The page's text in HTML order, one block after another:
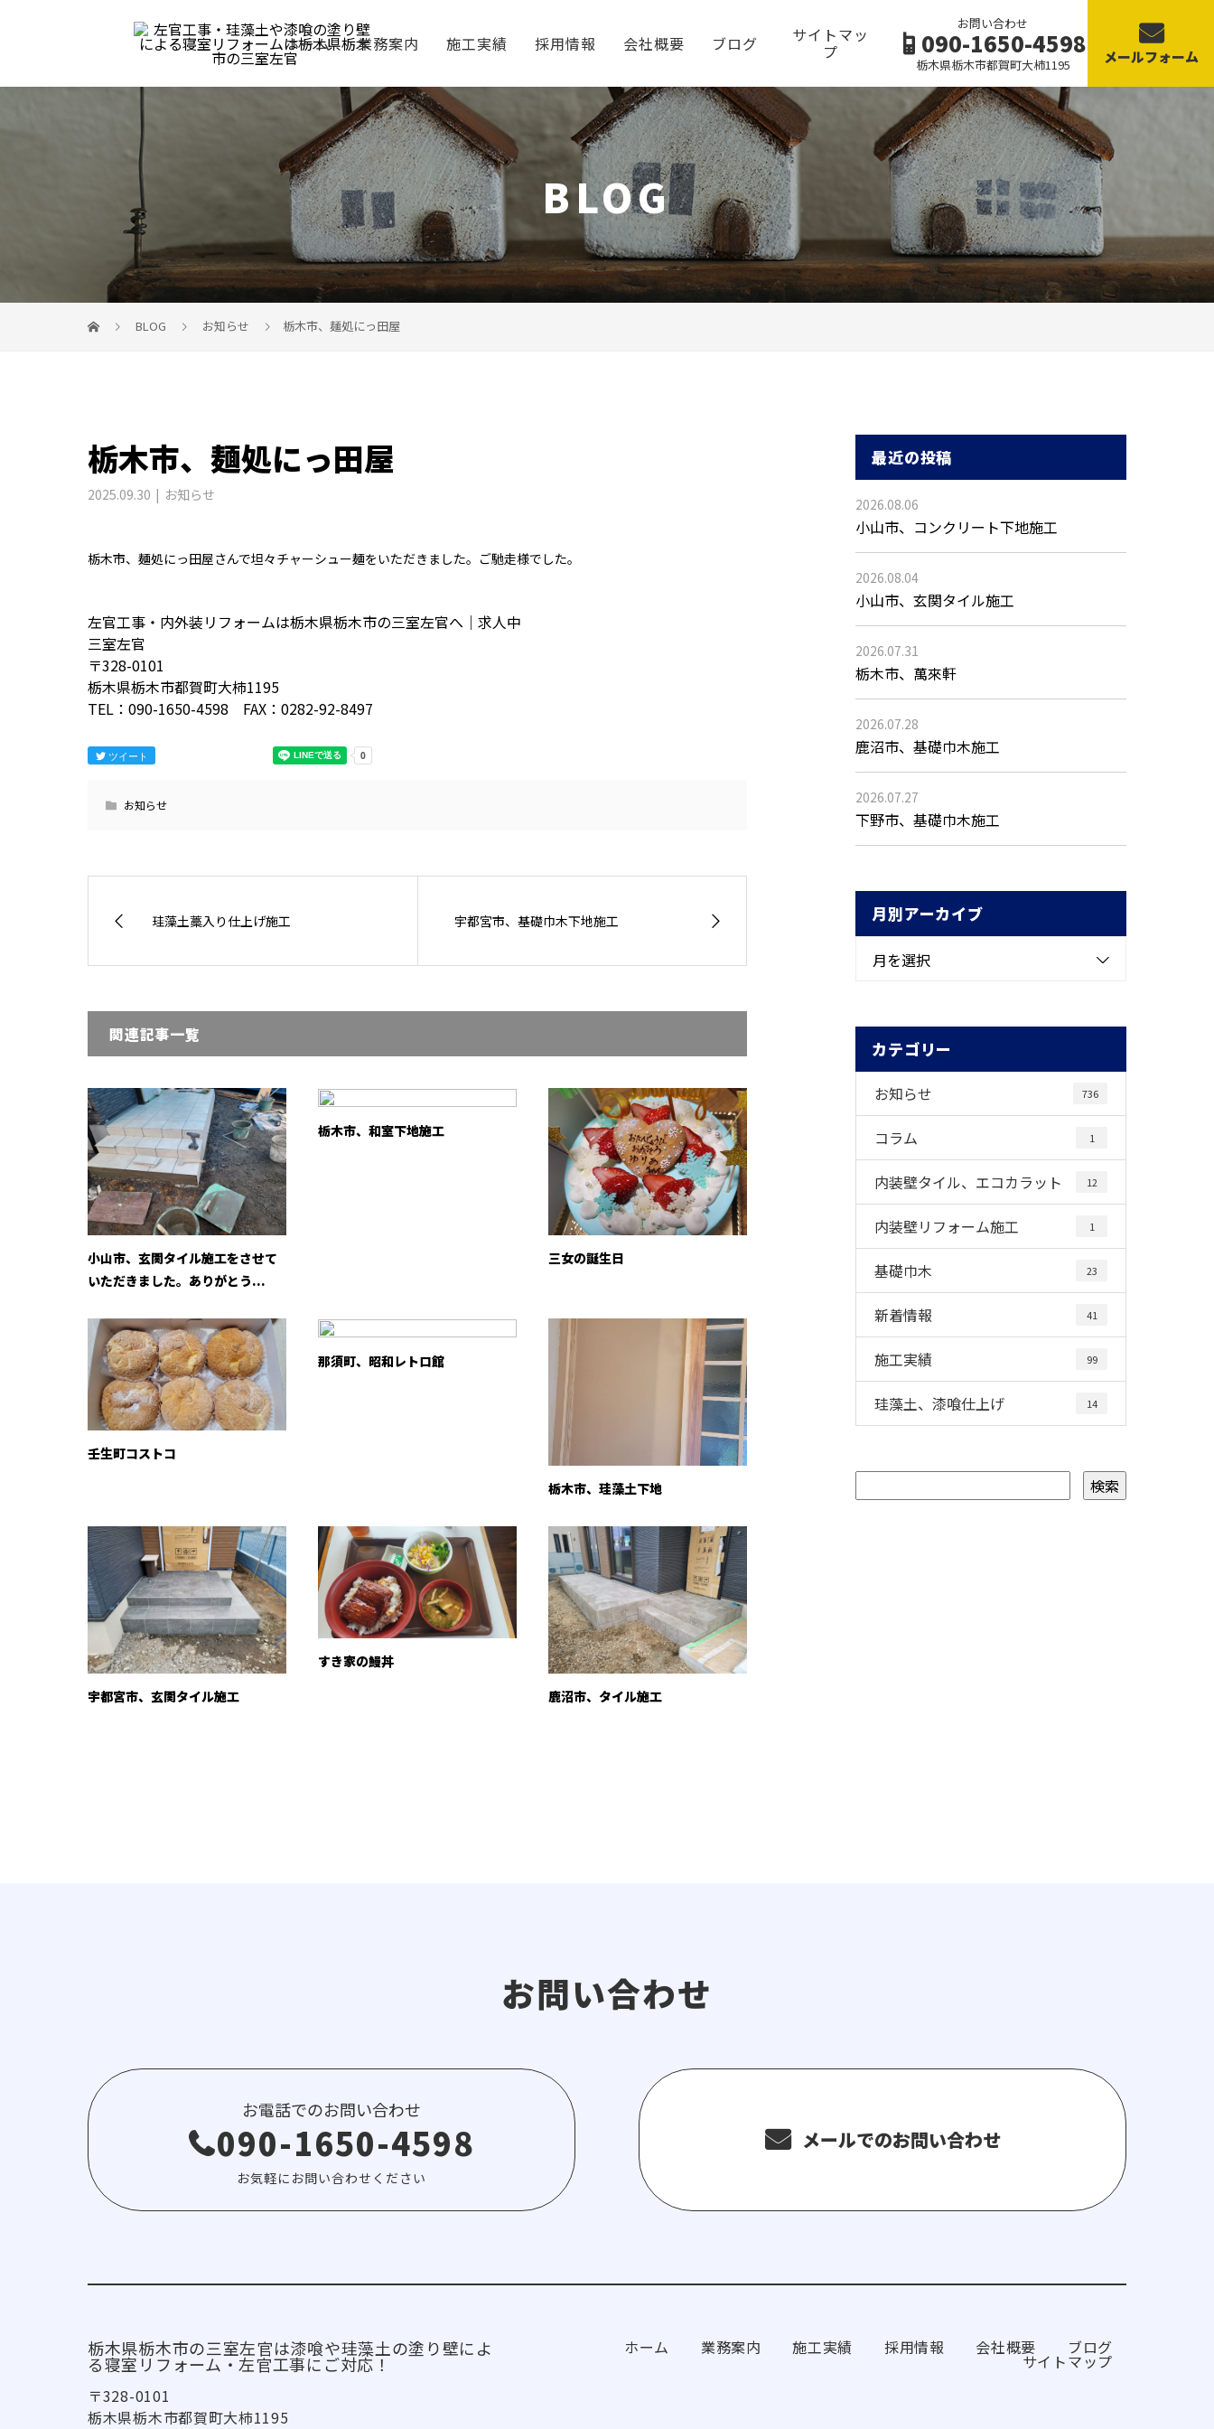
ホーム 業務案内 施工実績 採用情報 会社概要 ブログ サイトマッ
プ
お問い合わせ
090-1650-4598
栃木県栃木市都賀町大柿1195 メールフォーム
BLOG
BLOG お知らせ 栃木市、麺処にっ田屋
栃木市、麺処にっ田屋
2025.09.30 お知らせ
栃木市、麺処にっ田屋さんで坦々チャーシュー麺をいただきました。ご馳走様でした。
左官工事・内外装リフォームは栃木県栃木市の三室左官へ｜求人中
三室左官
〒328-0101
栃木県栃木市都賀町大柿1195
TEL：090-1650-4598 FAX：0282-92-8497
ツイート
お知らせ
珪藻土藁入り仕上げ施工 宇都宮市、基礎巾木下地施工
関連記事一覧
小山市、玄関タイル施工をさせて
いただきました。ありがとう...
栃木市、和室下地施工
三女の誕生日
壬生町コストコ
那須町、昭和レトロ館
栃木市、珪藻土下地
宇都宮市、玄関タイル施工
すき家の鰻丼
鹿沼市、タイル施工
最近の投稿
2026.08.06
小山市、コンクリート下地施工
2026.08.04
小山市、玄関タイル施工
2026.07.31
栃木市、萬來軒
2026.07.28
鹿沼市、基礎巾木施工
2026.07.27
下野市、基礎巾木施工
月別アーカイブ
月を選択
カテゴリー
お知らせ 736
コラム 1
内装壁タイル、エコカラット 12
内装壁リフォーム施工 1
基礎巾木 23
新着情報 41
施工実績 99
珪藻土、漆喰仕上げ 14
お問い合わせ
お電話でのお問い合わせ
090-1650-4598
お気軽にお問い合わせください
メールでのお問い合わせ
栃木県栃木市の三室左官は漆喰や珪藻土の塗り壁によ
る寝室リフォーム・左官工事にご対応！
ホーム 業務案内 施工実績 採用情報 会社概要 ブログ
サイトマップ
〒328-0101
栃木県栃木市都賀町大柿1195